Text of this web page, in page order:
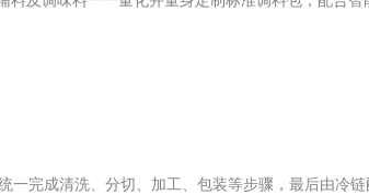
一完成清洗、分切、加工、包装等步骤，最后由冷链